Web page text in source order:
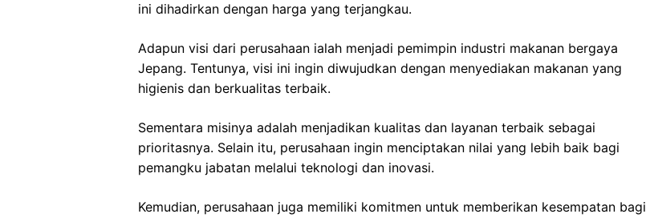
ini dihadirkan dengan harga yang terjangkau.
Adapun visi dari perusahaan ialah menjadi pemimpin industri makanan bergaya
Jepang. Tentunya, visi ini ingin diwujudkan dengan menyediakan makanan yang
higienis dan berkualitas terbaik.
Sementara misinya adalah menjadikan kualitas dan layanan terbaik sebagai
prioritasnya. Selain itu, perusahaan ingin menciptakan nilai yang lebih baik bagi
pemangku jabatan melalui teknologi dan inovasi.
Kemudian, perusahaan juga memiliki komitmen untuk memberikan kesempatan bagi